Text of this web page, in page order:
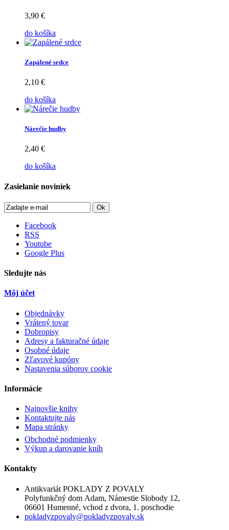
3,90 €
do košíka
Zapálené srdce
2,10 €
do košíka
Nárečie hudby
2,40 €
do košíka
Zasielanie noviniek
Ok
Facebook
RSS
Youtube
Google Plus
Sledujte nás
Môj účet
Objednávky
Vrátený tovar
Dobropisy
Adresy a fakturačné údaje
Osobné údaje
Zľavové kupóny
Nastavenia súborov cookie
Informácie
Najnovšie knihy
Kontaktujte nás
Mapa stránky
Obchodné podmienky
Výkup a darovanie kníh
Kontakty
Antikvariát POKLADY Z POVALY
Polyfunkčný dom Adam, Námestie Slobody 12,
06601 Humenné, vchod z dvora, 1. poschodie
pokladyzpovaly@pokladyzpovaly.sk